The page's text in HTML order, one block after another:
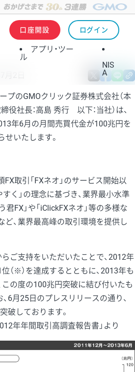
口座開設 ログイン
アプリ・ツー
ル
NIS
A
X
プのGMOクリック証券株式会社（本
社長：高島 秀行 以下：当社）は、
年6月の月間売買代金が100兆円を
いたします。
取引「FXネオ」のサービス開始以
すく」の理念に基づき、業界最小水準
君FX」や「iClickFXネオ」等の多様な
、業界最高峰の取引環境を提供し
ご支持をいただいたことで、2012年
（※）を達成するとともに、2013年も
この度の100兆円突破に結び付いたも
6月25日のプレスリリースの通り、
破しております。
年年間取引高調査報告書」より